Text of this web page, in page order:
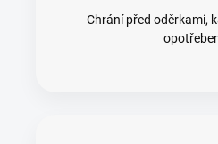
Chrání před oděrkami,